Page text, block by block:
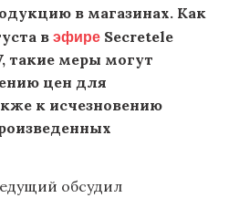
в магазинах. Как
в эфире Secretele
такие меры могут
цен для
к исчезновению
обсудил